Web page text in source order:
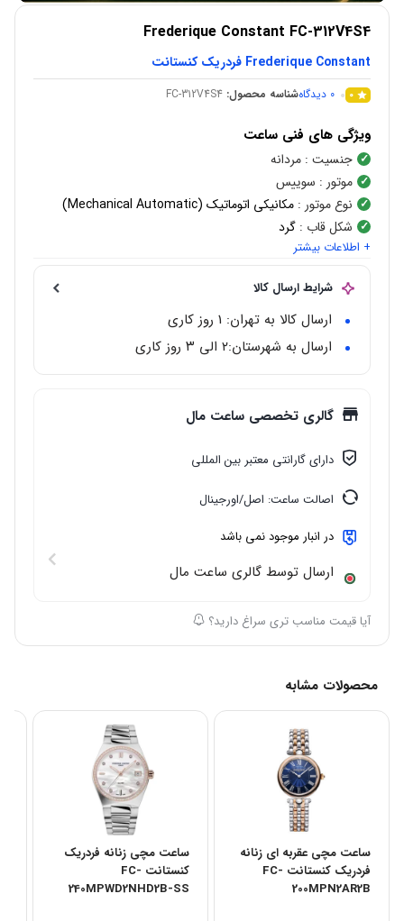
Frederique Constant FC-312V4S4
Frederique Constant فردریک کنستانت
0
0 دیدگاهشناسه محصول: FC-312V4S4
ویژگی های فنی ساعت
جنسیت : مردانه
موتور : سوییس
نوع موتور : مکانیکی اتوماتیک (Mechanical Automatic)
شکل قاب : گرد
رنگ صفحه
رنگ قاب:رز گلد
رنگ بند: قهوه ای
نوع قفل: کلیپسی ضامن دار
+ اطلاعات بیشتر
شرایط ارسال کالا
ارسال کالا به تهران: 1 روز کاری
ارسال به شهرستان:‌۲ الی ۳ روز کاری
گالری تخصصی ساعت مال
دارای گارانتی معتبر بین المللی
اصالت ساعت: اصل/اورجینال
در انبار موجود نمی باشد
ارسال توسط گالری ساعت مال
آیا قیمت مناسب تری سراغ دارید؟
محصولات مشابه
ساعت مچی عقربه ای زنانه
فردریک کنستانت FC-
200MPN2AR2B
ساعت مچی زنانه فردریک
کنستانت FC-
240MPWD2NHD2B-SS